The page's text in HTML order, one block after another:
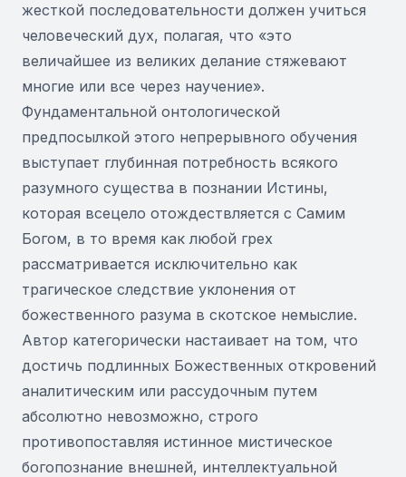
жесткой последовательности должен учиться
человеческий дух, полагая, что «это
величайшее из великих делание стяжевают
многие или все через научение».
Фундаментальной онтологической
предпосылкой этого непрерывного обучения
выступает глубинная потребность всякого
разумного существа в познании Истины,
которая всецело отождествляется с Самим
Богом, в то время как любой грех
рассматривается исключительно как
трагическое следствие уклонения от
божественного разума в скотское немыслие.
Автор категорически настаивает на том, что
достичь подлинных Божественных откровений
аналитическим или рассудочным путем
абсолютно невозможно, строго
противопоставляя истинное мистическое
богопознание внешней, интеллектуальной